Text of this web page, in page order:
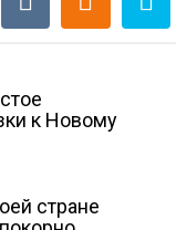
к Новому
стране